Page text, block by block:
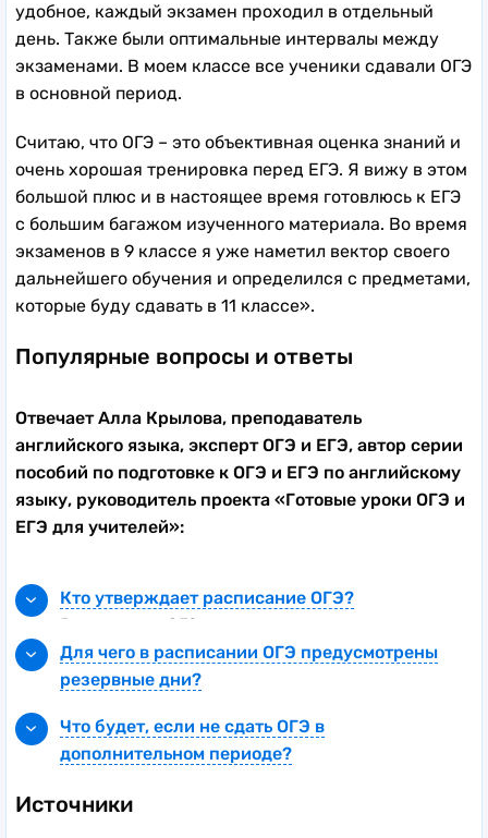
удобное, каждый экзамен проходил в отдельный
день. Также были оптимальные интервалы между
экзаменами. В моем классе все ученики сдавали ОГЭ
в основной период.
Считаю, что ОГЭ – это объективная оценка знаний и
очень хорошая тренировка перед ЕГЭ. Я вижу в этом
большой плюс и в настоящее время готовлюсь к ЕГЭ
с большим багажом изученного материала. Во время
экзаменов в 9 классе я уже наметил вектор своего
дальнейшего обучения и определился с предметами,
которые буду сдавать в 11 классе».
Популярные вопросы и ответы
Отвечает Алла Крылова, преподаватель
английского языка, эксперт ОГЭ и ЕГЭ, автор серии
пособий по подготовке к ОГЭ и ЕГЭ по английскому
языку, руководитель проекта «Готовые уроки ОГЭ и
ЕГЭ для учителей»:
Кто утверждает расписание ОГЭ?
Расписание ОГЭ ежегодно утверждается
приказом Рособрнадзора.
Для чего в расписании ОГЭ предусмотрены
резервные дни?
может прийти на экзамен по другим
уважительным причинам. Тогда он может сдать
что во время экзамена была нарушена
Что будет, если не сдать ОГЭ в
дополнительном периоде?
не удалось или результат
Источники